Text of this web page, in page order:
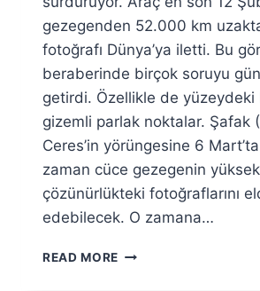
gezegenden 52.000 km
fotoğrafı Dünya’ya iletti. Bu
beraberinde birçok soruyu
getirdi. Özellikle de yüzeydeki
gizemli parlak noktalar. Şafak
Ceres’in yörüngesine 6
zaman cüce gezegenin yüksek
çözünürlükteki fotoğraflarını
edebilecek. O zamana…
READ MORE CERES’IN